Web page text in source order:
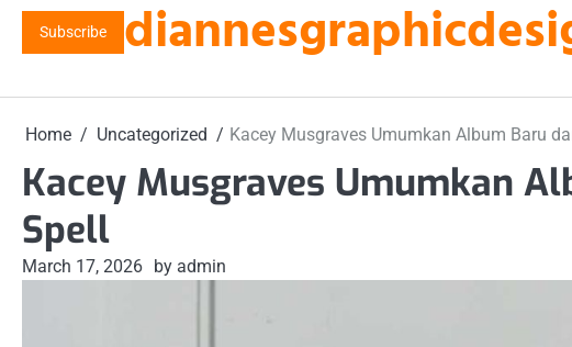
Skip
Subscribe
Home Uncategorized Kacey Musgraves Umumkan Album Baru
Kacey Musgraves Umumkan
Spell
March 17, 2026 by admin